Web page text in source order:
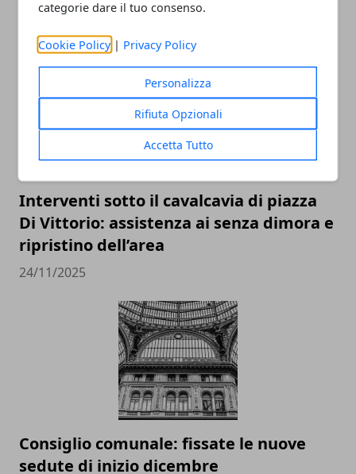
categorie dare il tuo consenso.
Cookie Policy | Privacy Policy
Personalizza
Rifiuta Opzionali
Accetta Tutto
Interventi sotto il cavalcavia di piazza
Di Vittorio: assistenza ai senza dimora e
ripristino dell’area
24/11/2025
Consiglio comunale: fissate le nuove
sedute di inizio dicembre